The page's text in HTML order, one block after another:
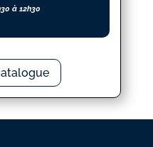
à 12h30